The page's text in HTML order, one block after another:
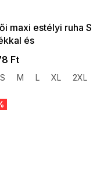
maxi estélyi ruha S
és
rózsák
Ft
S M L XL 2XL